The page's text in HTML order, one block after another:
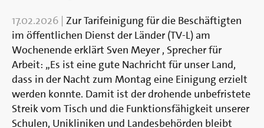
17.02.2026 | Zur Tarifeinigung für die Beschäftigten
im öffentlichen Dienst der Länder (TV-L) am
Wochenende erklärt Sven Meyer , Sprecher für
Arbeit: „Es ist eine gute Nachricht für unser Land,
dass in der Nacht zum Montag eine Einigung erzielt
werden konnte. Damit ist der drohende unbefristete
Streik vom Tisch und die Funktionsfähigkeit unserer
Schulen, Unikliniken und Landesbehörden bleibt